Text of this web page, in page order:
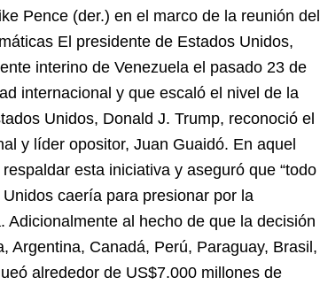
Pence (der.) en el marco de la reunión del
El presidente de Estados Unidos,
interino de Venezuela el pasado 23 de
internacional y que escaló el nivel de la
Unidos, Donald J. Trump, reconoció el
y líder opositor, Juan Guaidó. En aquel
esta iniciativa y aseguró que “todo
caería para presionar por la
Adicionalmente al hecho de que la decisión
Argentina, Canadá, Perú, Paraguay, Brasil,
alrededor de US$7.000 millones de